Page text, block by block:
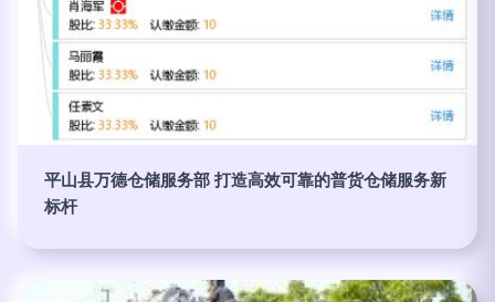
平山县万德仓储服务部 打造高效可靠的普货仓储服务新
标杆